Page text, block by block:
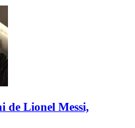
de Lionel Messi,